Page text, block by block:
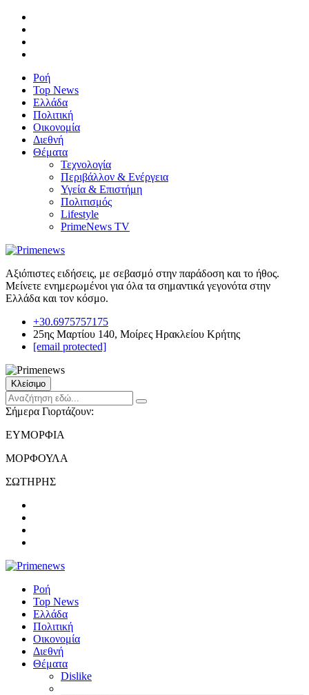
Ροή
Top News
Ελλάδα
Πολιτική
Οικονομία
Διεθνή
Θέματα
Τεχνολογία
Περιβάλλον & Ενέργεια
Υγεία & Επιστήμη
Πολιτισμός
Lifestyle
PrimeNews TV
Αξιόπιστες ειδήσεις, με σεβασμό στην παράδοση και το ήθος.
Μείνετε ενημερωμένοι για όλα τα σημαντικά γεγονότα στην
Ελλάδα και τον κόσμο.
+30.6975757175
25ης Μαρτίου 140, Μοίρες Ηρακλείου Κρήτης
[email protected]
Κλείσιμο
Σήμερα Γιορτάζουν:
ΕΥΜΟΡΦΙΑ
ΜΟΡΦΟΥΛΑ
ΣΩΤΗΡΗΣ
Ροή
Top News
Ελλάδα
Πολιτική
Οικονομία
Διεθνή
Θέματα
Dislike